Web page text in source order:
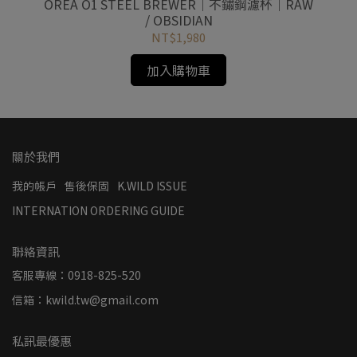
OREA O1 STEEL BREWER｜不鏽鋼濾杯｜RAW
/ OBSIDIAN
NT$1,980
加入購物車
關於我們
我的帳戶 售後保固 K.WILD ISSUE
INTERNATION ORDERING GUIDE
聯絡資訊
客服專線：0918-825-520
信箱：kwild.tw@gmail.com
私訊最優惠